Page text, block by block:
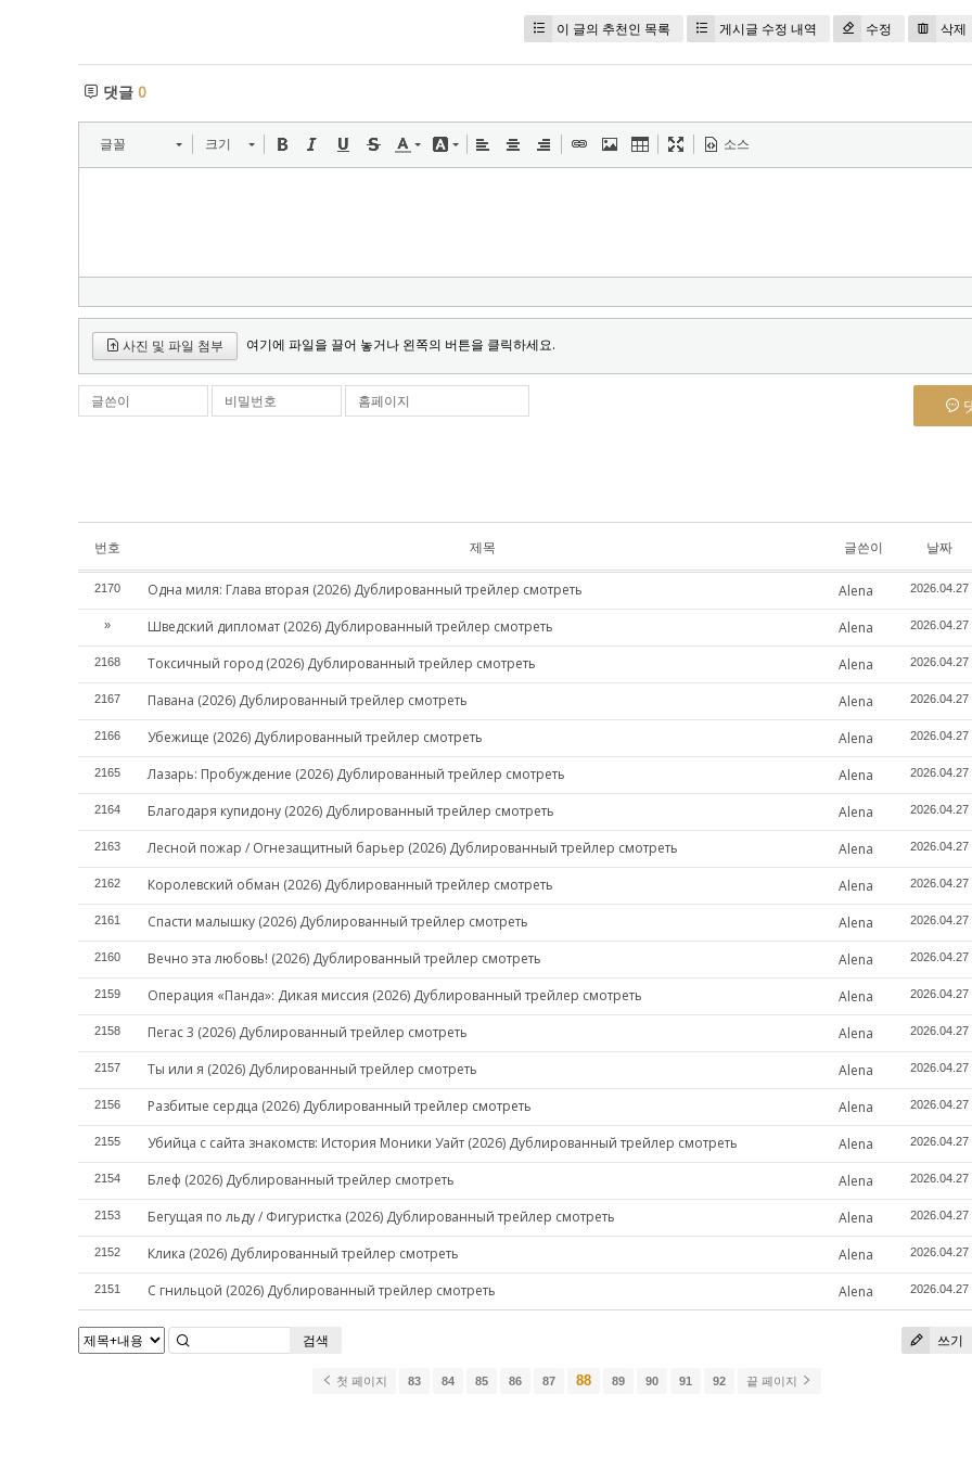
이 글의 추천인 목록 게시글 수정 내역 수정 삭제
댓글 0
글꼴 크기 소스
사진 및 파일 첨부 여기에 파일을 끌어 놓거나 왼쪽의 버튼을 클릭하세요.
글쓴이 비밀번호 홈페이지
번호 제목 글쓴이 날짜
2170 Одна миля: Глава вторая (2026) Дублированный трейлер смотреть Alena 2026.04.27
» Шведский дипломат (2026) Дублированный трейлер смотреть Alena 2026.04.27
2168 Токсичный город (2026) Дублированный трейлер смотреть Alena 2026.04.27
2167 Павана (2026) Дублированный трейлер смотреть Alena 2026.04.27
2166 Убежище (2026) Дублированный трейлер смотреть Alena 2026.04.27
2165 Лазарь: Пробуждение (2026) Дублированный трейлер смотреть Alena 2026.04.27
2164 Благодаря купидону (2026) Дублированный трейлер смотреть Alena 2026.04.27
2163 Лесной пожар / Огнезащитный барьер (2026) Дублированный трейлер смотреть Alena 2026.04.27
2162 Королевский обман (2026) Дублированный трейлер смотреть Alena 2026.04.27
2161 Спасти малышку (2026) Дублированный трейлер смотреть Alena 2026.04.27
2160 Вечно эта любовь! (2026) Дублированный трейлер смотреть Alena 2026.04.27
2159 Операция «Панда»: Дикая миссия (2026) Дублированный трейлер смотреть Alena 2026.04.27
2158 Пегас 3 (2026) Дублированный трейлер смотреть Alena 2026.04.27
2157 Ты или я (2026) Дублированный трейлер смотреть Alena 2026.04.27
2156 Разбитые сердца (2026) Дублированный трейлер смотреть Alena 2026.04.27
2155 Убийца с сайта знакомств: История Моники Уайт (2026) Дублированный трейлер смотреть Alena 2026.04.27
2154 Блеф (2026) Дублированный трейлер смотреть Alena 2026.04.27
2153 Бегущая по льду / Фигуристка (2026) Дублированный трейлер смотреть Alena 2026.04.27
2152 Клика (2026) Дублированный трейлер смотреть Alena 2026.04.27
2151 С гнильцой (2026) Дублированный трейлер смотреть Alena 2026.04.27
쓰기
검색
첫 페이지 83 84 85 86 87 88 89 90 91 92 끝 페이지